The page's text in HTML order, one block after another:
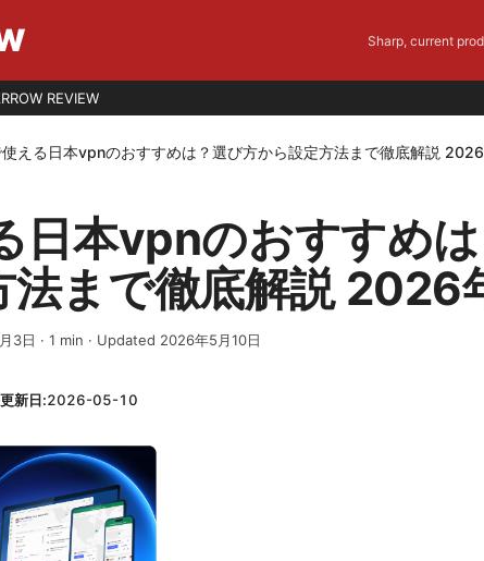
Sharp, current
REVIEW
える日本vpnのおすすめは？選び方から設定方法まで徹底解説
日本vpnのおすすめ
法まで徹底解説 2026
3日 · 1 min · Updated 2026年5月10日
新日:2026-05-10